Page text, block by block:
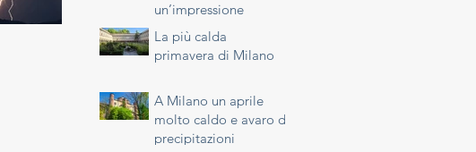
un’impressione
La più calda
primavera di Milano
A Milano un aprile
molto caldo e avaro di
precipitazioni